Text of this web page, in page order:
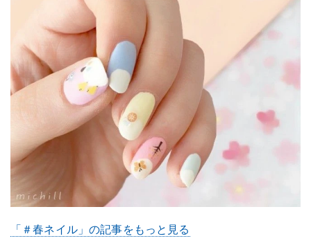
「＃春ネイル」の記事をもっと見る